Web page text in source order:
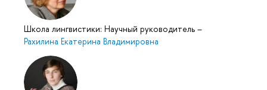
Школа лингвистики: Научный руководитель –
Рахилина Екатерина Владимировна